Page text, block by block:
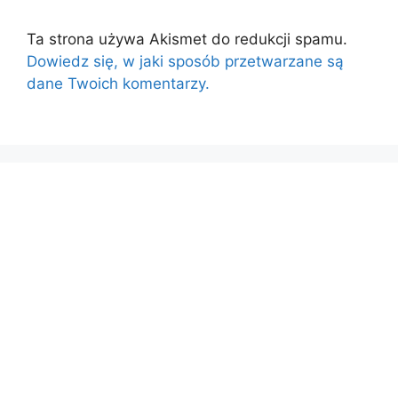
Ta strona używa Akismet do redukcji spamu.
Dowiedz się, w jaki sposób przetwarzane są
dane Twoich komentarzy.